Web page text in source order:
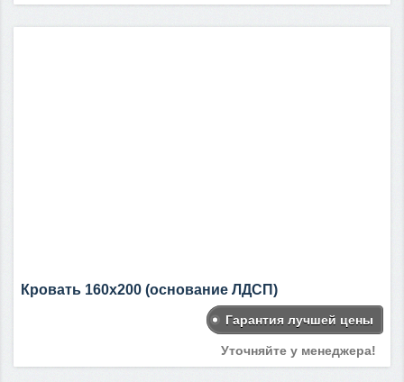
Кровать 160х200 (основание ЛДСП)
Гарантия лучшей цены
Уточняйте у менеджера!